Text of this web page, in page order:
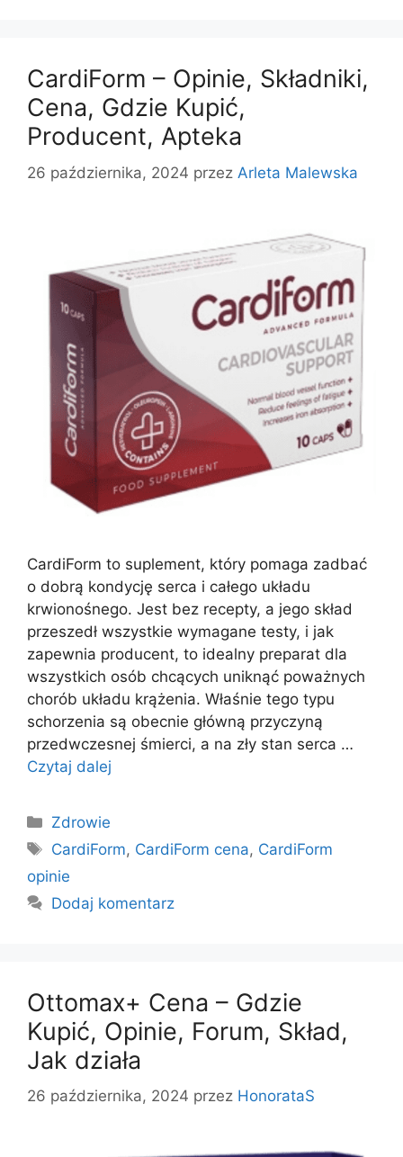
CardiForm – Opinie, Składniki,
Cena, Gdzie Kupić,
Producent, Apteka
26 października, 2024 przez Arleta Malewska
CardiForm to suplement, który pomaga zadbać
o dobrą kondycję serca i całego układu
krwionośnego. Jest bez recepty, a jego skład
przeszedł wszystkie wymagane testy, i jak
zapewnia producent, to idealny preparat dla
wszystkich osób chcących uniknąć poważnych
chorób układu krążenia. Właśnie tego typu
schorzenia są obecnie główną przyczyną
przedwczesnej śmierci, a na zły stan serca …
Czytaj dalej
Kategorie
Zdrowie
Tagi
CardiForm, CardiForm cena, CardiForm
opinie
Dodaj komentarz
Ottomax+ Cena – Gdzie
Kupić, Opinie, Forum, Skład,
Jak działa
26 października, 2024 przez HonorataS